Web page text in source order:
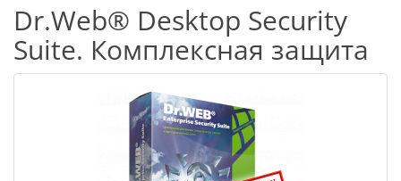
Dr.Web® Desktop Security
Suite. Комплексная защита